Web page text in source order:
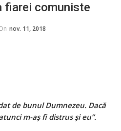
fiarei comuniste
nov. 11, 2018
de bunul Dumnezeu. Dacă
m-aș fi distrus și eu”.